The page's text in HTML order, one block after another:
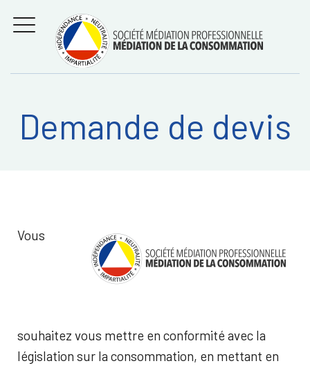
Régler les litiges
entre
consommateurs et
professionnels avec
la médiation de la
consommation
MENU
Recherche
Demande de devis
Vous
souhaitez vous mettre en conformité avec la
législation sur la consommation, en mettant en